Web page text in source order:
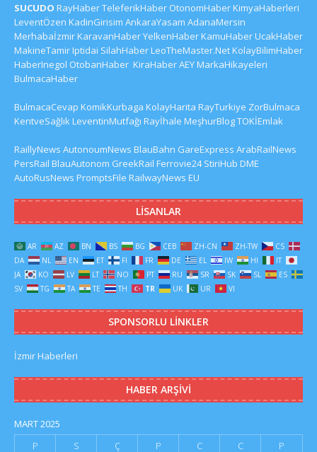
SUCUDO RayHaberTeleferikHaber OtonomHaberKimyaHaberleri
LeventÖzen KadinGirisim AnkaraYasam AdanaMersin
MerhabaİzmirKaravanHaberYelkenHaberKamuHaberUcakHaber
MakineTamirIptidai SilahHaberLeoTheMaster.NetKolayBilimHaber
HaberInegol OtobanHaber KiraHaberAEYMarkaHikayeleri
BulmacaHaber
BulmacaCevap KomikKurbaga KolayHarita RayTurkiye ZorBulmaca
KentveSağlıkLeventinMutfağı Rayİhale MeşhurBlogTOKİEmlak
RaillyNews AutonoumNews BlauBahn GareExpress ArabRailNews
PersRail BlauAutonom GreekRail Ferrovie24 StiriHub DME
AutoRusNews PromptsFile RailwayNews EU
LISANLAR
AR AZ BN BS BG CEB ZH-CN ZH-TW
CS
DA
NL EN ET FI FR DE EL IW HI
IT
JA
KO LV LT NO PT RU SR SK SL
ES
SV
TG TA TE TH TR UK UR VI
SPONSORLU LINKLER
İzmir Haberleri
HABER ARŞIVI
MART 2025
P
S Ç P C C P